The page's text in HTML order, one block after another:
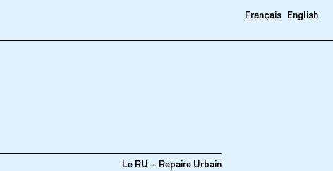
Français English
Le RU – Repaire Urbain